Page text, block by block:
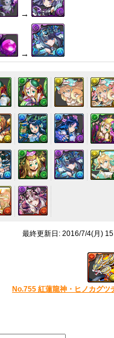
→
→
最終更新日: 2016/7/4(月)
No.755 紅蓮龍神・ヒノカグツ